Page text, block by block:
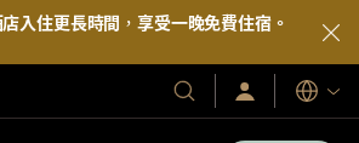
入住更長時間，享受一晚免費住宿。
我
們
登
入/
語
言